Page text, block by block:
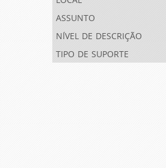
assunto
nível de descrição
tipo de suporte